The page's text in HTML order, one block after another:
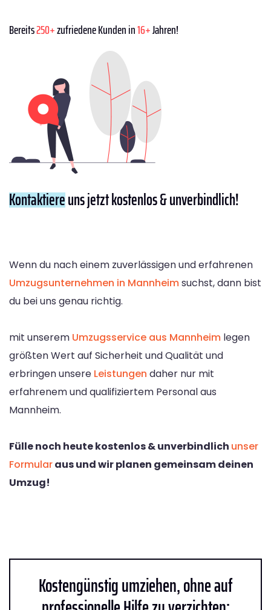
Bereits250+zufriedene Kunden in16+Jahren!
Kontaktiereuns jetzt kostenlos & unverbindlich!
Wenn du nach einem zuverlässigen und erfahrenen
Umzugsunternehmen in Mannheimsuchst, dann bist
du bei uns genau richtig.
mit unserem Umzugsservice aus Mannheim legen
größten Wert auf Sicherheit und Qualität und
erbringen unsere Leistungen daher nur mit
erfahrenem und qualifiziertem Personal aus
Mannheim.
Fülle noch heute kostenlos & unverbindlich unser
Formularaus und wir planen gemeinsam deinen
Umzug!
Kostengünstig umziehen, ohne auf